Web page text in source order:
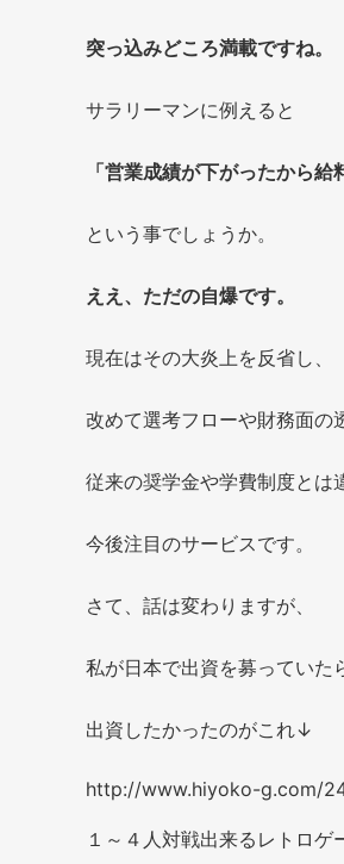
突っ込みどころ満載ですね。
サラリーマンに例えると
「営業成績が下がったから
という事でしょうか。
ええ、ただの自爆です。
現在はその大炎上を反省し、
改めて選考フローや財務面の
従来の奨学金や学費制度とは
今後注目のサービスです。
さて、話は変わりますが、
私が日本で出資を募っていた
出資したかったのがこれ↓
http://www.hiyoko-g.com/
１～４人対戦出来るレトロゲ